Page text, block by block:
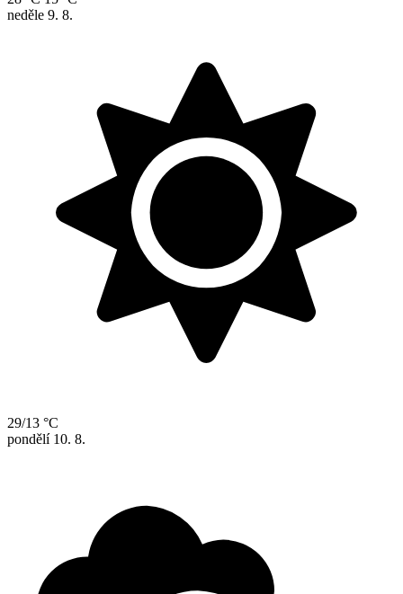
neděle 9. 8.
29/13 °C
pondělí 10. 8.